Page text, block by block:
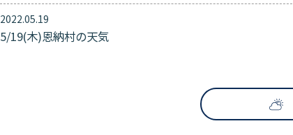
2022.05.19
5/19(木)恩納村の天気